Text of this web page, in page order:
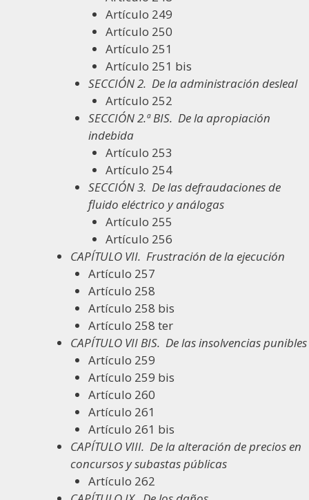
Artículo 249
Artículo 250
Artículo 251
Artículo 251 bis
SECCIÓN 2. De la administración desleal
Artículo 252
SECCIÓN 2.ª BIS. De la apropiación
indebida
Artículo 253
Artículo 254
SECCIÓN 3. De las defraudaciones de
fluido eléctrico y análogas
Artículo 255
Artículo 256
CAPÍTULO VII. Frustración de la ejecución
Artículo 257
Artículo 258
Artículo 258 bis
Artículo 258 ter
CAPÍTULO VII BIS. De las insolvencias punibles
Artículo 259
Artículo 259 bis
Artículo 260
Artículo 261
Artículo 261 bis
CAPÍTULO VIII. De la alteración de precios en
concursos y subastas públicas
Artículo 262